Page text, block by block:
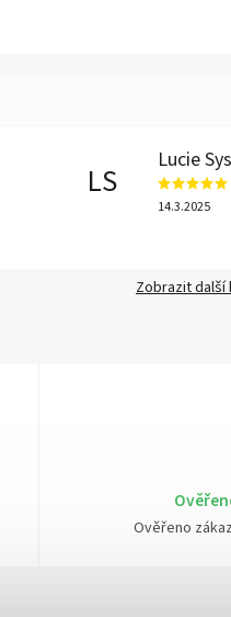
Ověřeno
LS
Lucie
14.3.2025
Zobrazit další